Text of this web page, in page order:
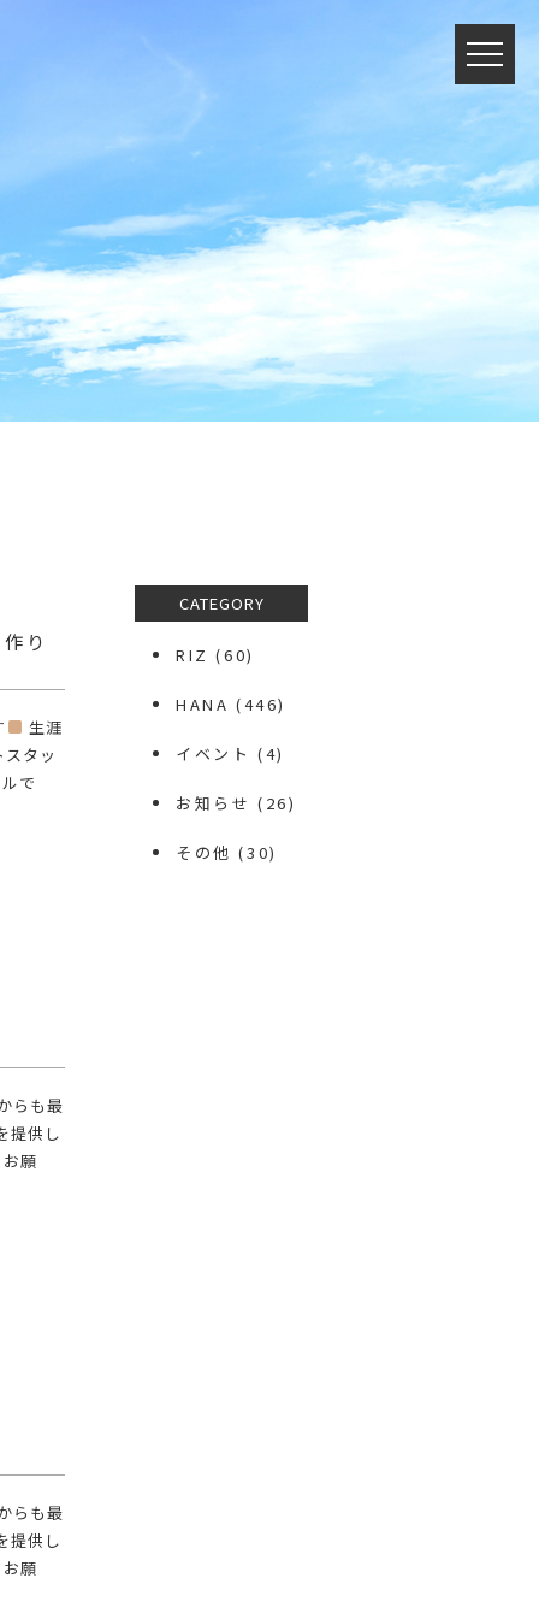
り
生涯
タッ
で
らも最
提供し
願
らも最
提供し
願
CATEGORY
RIZ (60)
HANA (446)
イベント (4)
お知らせ (26)
その他 (30)